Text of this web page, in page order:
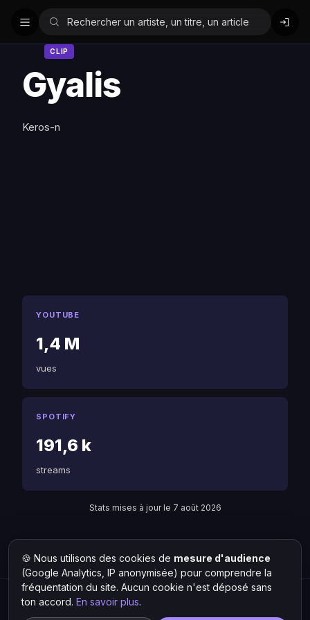
CLIP
Gyalis
Keros-n
YOUTUBE
1,4 M
vues
SPOTIFY
191,6 k
streams
Stats mises à jour le 7 août 2026
Retour à Keros-n Liste des artistes
Hit Lokal·L'actu rap & musique urbaine
🍪 Nous utilisons des cookies de mesure d'audience
(Google Analytics, IP anonymisée) pour comprendre la
fréquentation du site. Aucun cookie n'est déposé sans
ton accord. En savoir plus.